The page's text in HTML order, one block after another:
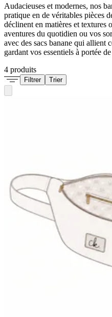
Audacieuses et modernes, nos
pratique en de véritables pièces
déclinent en matières et textures
aventures du quotidien ou vos
avec des sacs banane qui allient
gardant vos essentiels à portée
4 produits
Filtrer Trier